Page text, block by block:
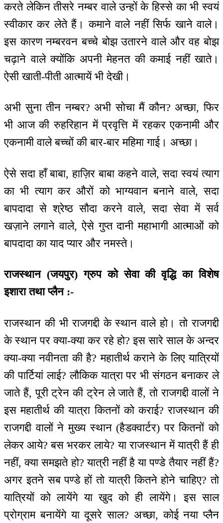
करते लेकिन तीसरे नम्बर वाले उन्हों के हिस्से का भी स्वयं
स्वीकार कर लेते हैं। कमाने वाले नहीं सिर्फ खाने वाले।
इस कारण नम्बरवन बच्चे बोझ उतारने वाले और वह बोझ
चढ़ाने वाले क्योंकि अपनी मेहनत की कमाई नहीं खाते।
ऐसी खाती-पीती आत्मायें भी देखी।
अभी सुना तीन नम्बर? अभी सोचा मैं कौन? अच्छा, फिर
भी आज की रुहरिहान में प्रवृत्ति में रहकर एकनामी और
एकनामी वाले बच्चों की बार-बार महिमा गाई। अच्छा।
ऐसे सदा हाँ बाबा, हाज़िर बाबा कहने वाले, सदा स्वयं त्याग
का भी त्याग कर औरों को भाग्यवान बनाने वाले, सदा
बापदादा से श्रेष्ठ सौदा करने वाले, सदा सेवा में सर्व
खज़ाने लगाने वाले, ऐसे गुप्त दानी महाभागी आत्माओं को
बापदादा का याद प्यार और नमस्ते।
राजस्थान (जयपुर) ग्रुप को सेवा की वृद्धि का विशेष
इशारा तथा प्लैन :-
राजस्थान की भी राजगद्दी के स्थान वाले हो। तो राजगद्दी
के स्थान पर क्या-क्या कर रहे हो? इस सारे साल के अन्दर
क्या-क्या नवीनता की है? महातीर्थ कराने के लिए यात्रियों
की पार्टियां लाई? लौकिक यात्रा पर भी संगठन बनाकर ले
जाते हैं, पूरी ट्रेन की ट्रेन ले जाते हैं, तो राजगद्दी वालों ने
इस महातीर्थ की यात्रा कितनों को कराई? राजस्थान की
राजगद्दी वालों ने मुख्य स्थान (हैडक्वार्टर) पर कितनों को
लेकर आये? बस भरकर लाये? या राजस्थान में यात्री हैं ही
नहीं, क्या समझते हो? यात्री नहीं है या पण्डे तैयार नहीं हैं?
अगर इतने सब पण्डे हों तो यात्री कितने होने चाहिए? तो
यात्रियों को लायेंगे या खुद को ही लायेंगे। इस साल
प्रोग्राम बनायेंगे या दूसरे साल? अच्छा, कोई नया प्लैन